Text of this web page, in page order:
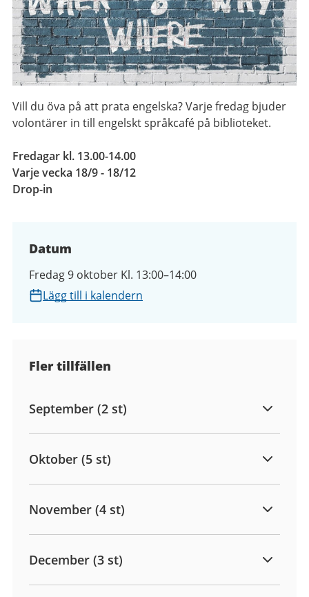
Vill du öva på att prata engelska? Varje fredag bjuder
volontärer in till engelskt språkcafé på biblioteket.
Fredagar kl. 13.00-14.00
Varje vecka 18/9 - 18/12
Drop-in
Datum
Fredag 9 oktober Kl. 13:00–14:00
Lägg till i kalendern
Fler tillfällen
September (2 st)
Oktober (5 st)
November (4 st)
December (3 st)